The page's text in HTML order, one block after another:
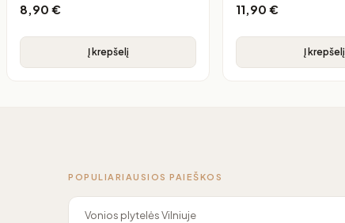
8,90 €
Į krepšelį
11,90 €
Į krepšelį
POPULIARIAUSIOS PAIEŠKOS
Vonios plytelės Vilniuje